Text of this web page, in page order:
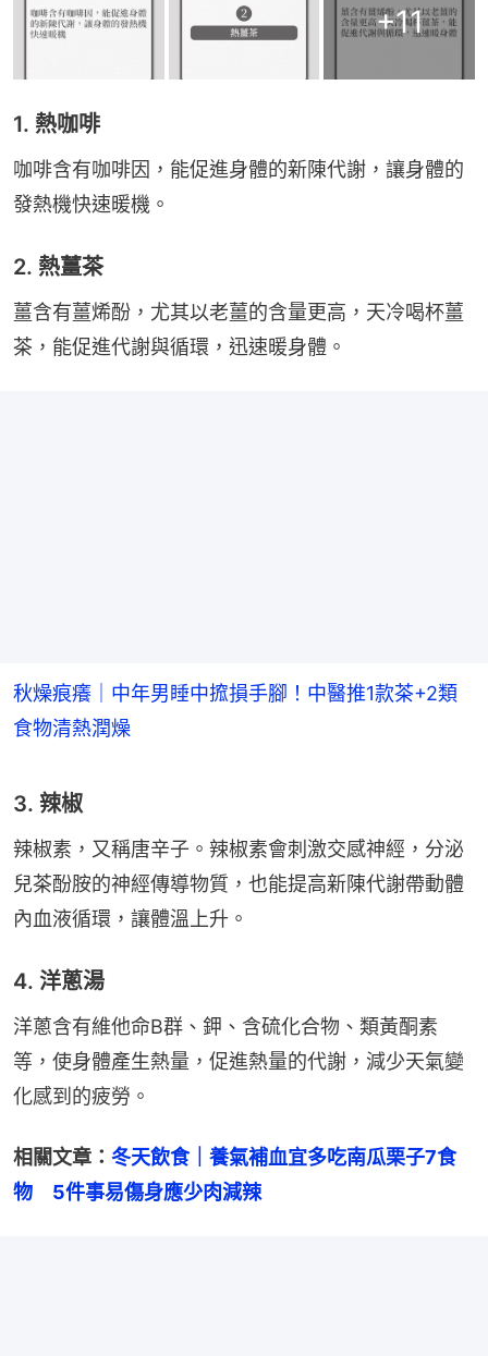
+11
1. 熱咖啡
咖啡含有咖啡因，能促進身體的新陳代謝，讓身體的
發熱機快速暖機。
2. 熱薑茶
薑含有薑烯酚，尤其以老薑的含量更高，天冷喝杯薑
茶，能促進代謝與循環，迅速暖身體。
秋燥痕癢｜中年男睡中搲損手腳！中醫推1款茶+2類
食物清熱潤燥
3. 辣椒
辣椒素，又稱唐辛子。辣椒素會刺激交感神經，分泌
兒茶酚胺的神經傳導物質，也能提高新陳代謝帶動體
內血液循環，讓體溫上升。
4. 洋蔥湯
洋蔥含有維他命B群、鉀、含硫化合物、類黃酮素
等，使身體產生熱量，促進熱量的代謝，減少天氣變
化感到的疲勞。
相關文章： 冬天飲食｜養氣補血宜多吃南瓜栗子7食
物　5件事易傷身應少肉減辣